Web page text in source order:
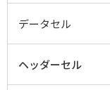
データセル
ヘッダーセル